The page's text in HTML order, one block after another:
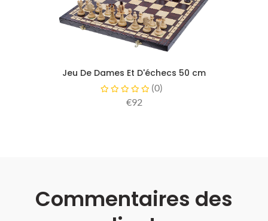
Jeu De Dames Et D'échecs 50 cm
(0)
€92
Commentaires des